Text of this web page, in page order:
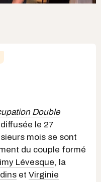
Double
le 27
mois se sont
du couple formé
Lévesque, la
et Virginie